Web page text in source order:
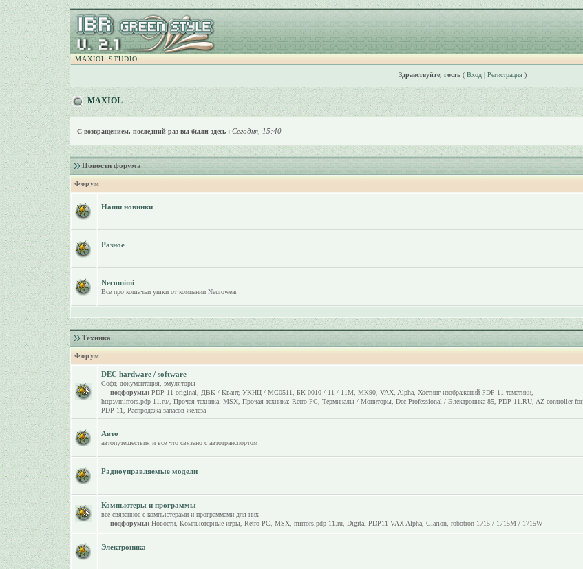
MAXIOL STUDIO
Здравствуйте, гость( Вход| Регистрация)
MAXIOL
С возвращением, последний раз вы были здесь : Сегодня, 15:40
Новости форума
Форум
Наши новинки
Разное
Necomimi
Все про кошачьи ушки от компании Neurowear
Техника
Форум
DEC hardware / software
Софт, документация, эмуляторы
— подфорумы: PDP-11 original ДВК / Квант, УКНЦ / МС0511 БК 0010 / 11 / 11M, МК90, VAX, Alpha, Хостинг изображений PDP-11 тематики,
http://mirrors.pdp-11.ru/, Прочая техника: MSX, Прочая техника: Retro PC Терминалы / Мониторы, Dec Professional / Электроника 85, PDP-11.RU, AZ controller for
PDP-11
Распродажа запасов железа
Авто
автопутешествия и все что связано с автотранспортом
Радиоуправляемые модели
Компьютеры и программы
все связанное с компьютерами и программами для них
— подфорумы: Новости, Компьютерные игры, Retro PC MSX, mirrors.pdp-11.ru, Digital PDP11 VAX Alpha, Clarion, robotron 1715 / 1715M / 1715W
Электроника